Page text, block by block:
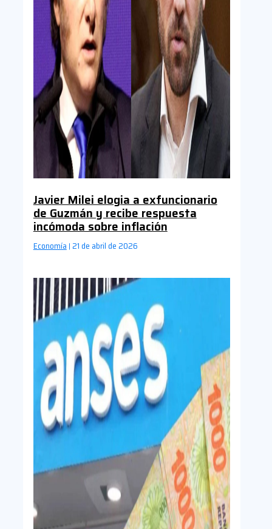
Javier Milei elogia a exfuncionario
de Guzmán y recibe respuesta
incómoda sobre inflación
Economía | 21 de abril de 2026